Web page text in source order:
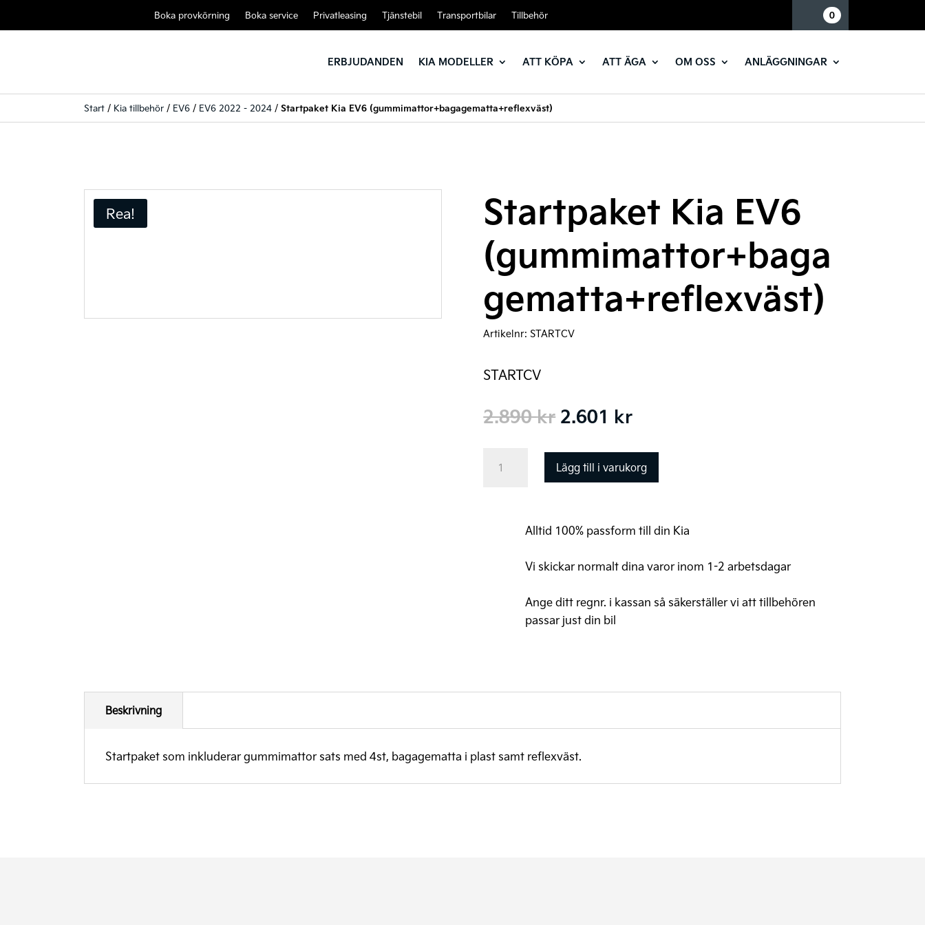
Boka provkörning Boka service Privatleasing Tjänstebil Transportbilar Tillbehör 0
ERBJUDANDEN KIA MODELLER ATT KÖPA ATT ÄGA OM OSS ANLÄGGNINGAR
Start / Kia tillbehör / EV6 / EV6 2022 - 2024 / Startpaket Kia EV6 (gummimattor+bagagematta+reflexväst)
Rea!
Startpaket Kia EV6
(gummimattor+baga
gematta+reflexväst)
Artikelnr: STARTCV
STARTCV
2.890kr Det
priset
var:
2.601 krDet
priset
är:
Lägg till i varukorg
Alltid 100% passform till din Kia
Vi skickar normalt dina varor inom 1-2 arbetsdagar
Ange ditt regnr. i kassan så säkerställer vi att tillbehören
passar just din bil
Beskrivning
Startpaket som inkluderar gummimattor sats med 4st, bagagematta i plast samt reflexväst.